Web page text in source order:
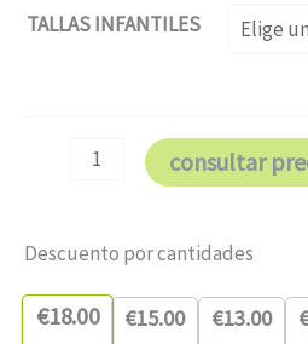
TALLAS INFANTILES
consultar
Descuento por cantidades
€18.00 €15.00 €13.00